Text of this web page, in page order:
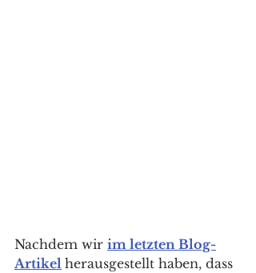
Nachdem wir im letzten Blog-
Artikel herausgestellt haben, dass